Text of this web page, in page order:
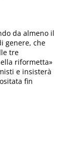
da almeno il
genere, che
tre
riformetta»
e insisterà
fin